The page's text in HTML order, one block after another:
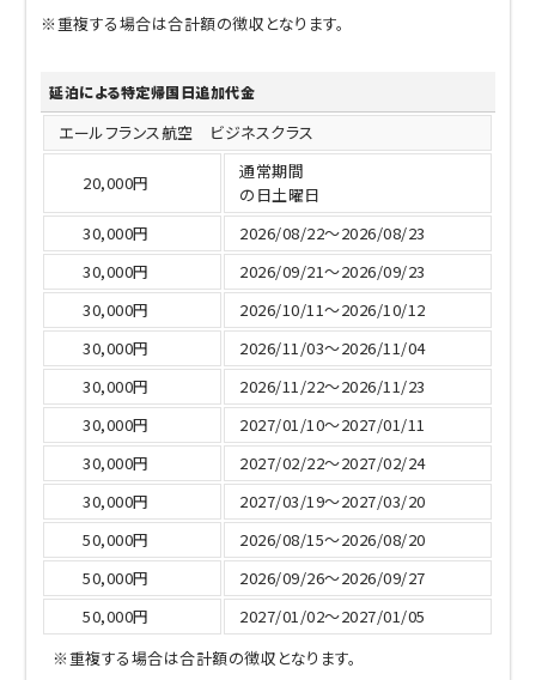
※重複する場合は合計額の徴収となります。
延泊による特定帰国日追加代金
エールフランス航空 ビジネスクラス
20,000円
通常期間
の日土曜日
30,000円
2026/08/22～2026/08/23
30,000円
2026/09/21～2026/09/23
30,000円
2026/10/11～2026/10/12
30,000円
2026/11/03～2026/11/04
30,000円
2026/11/22～2026/11/23
30,000円
2027/01/10～2027/01/11
30,000円
2027/02/22～2027/02/24
30,000円
2027/03/19～2027/03/20
50,000円
2026/08/15～2026/08/20
50,000円
2026/09/26～2026/09/27
50,000円
2027/01/02～2027/01/05
※重複する場合は合計額の徴収となります。